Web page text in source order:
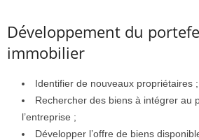
Développement du
immobilier
Identifier de nouveaux propriétaires ;
Rechercher des biens à intégrer au
l’entreprise ;
Développer l’offre de biens